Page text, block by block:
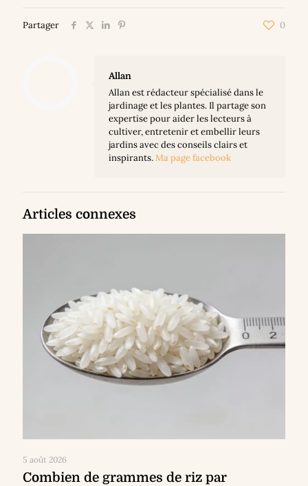
Partager 0
Allan
Allan est rédacteur spécialisé dans le
jardinage et les plantes. Il partage son
expertise pour aider les lecteurs à
cultiver, entretenir et embellir leurs
jardins avec des conseils clairs et
inspirants.Ma page facebook
Articles connexes
5 août 2026
Combien de grammes de riz par